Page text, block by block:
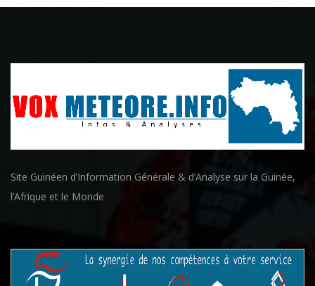
Site Guinéen d’Information Générale & d’Analyse sur la Guinée,
l’Afrique et le Monde